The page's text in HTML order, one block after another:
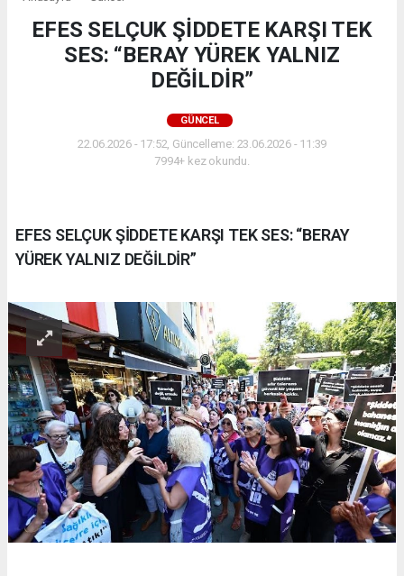
EFES SELÇUK ŞİDDETE KARŞI TEK
SES: “BERAY YÜREK YALNIZ
DEĞİLDİR”
GÜNCEL
22.06.2026 - 17:52, Güncelleme: 23.06.2026 - 11:39
7994+ kez okundu.
EFES SELÇUK ŞİDDETE KARŞI TEK SES: “BERAY
YÜREK YALNIZ DEĞİLDİR”